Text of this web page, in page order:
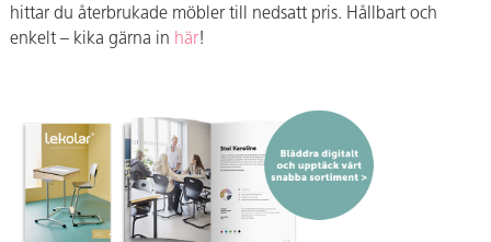
hittar du återbrukade möbler till nedsatt pris. Hållbart och
enkelt – kika gärna in här!